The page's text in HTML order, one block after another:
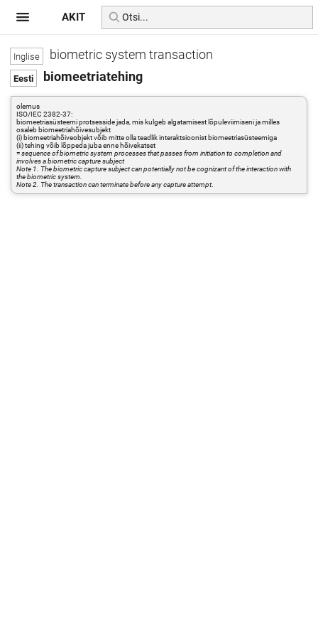
biometric system transaction
biomeetriatehing
olemus
ISO/IEC 2382-37:
biomeetriasüsteemi protsesside jada, mis kulgeb algatamisest lõpuleviimiseni ja milles
osaleb biomeetriahõivesubjekt
(i) biomeetriahõiveobjekt võib mitte olla teadlik interaktsioonist biomeetriasüsteemiga
(ii) tehing võib lõppeda juba enne hõivekatset
=sequence of biometric system processes that passes from initiation to completion and
involves a biometric capture subject
Note 1. The biometric capture subject can potentially not be cognizant of the interaction with
the biometric system.
Note 2. The transaction can terminate before any capture attempt.
AKIT